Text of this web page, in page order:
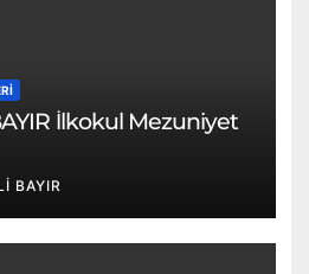
İlkokul Mezuniyet
BAYIR